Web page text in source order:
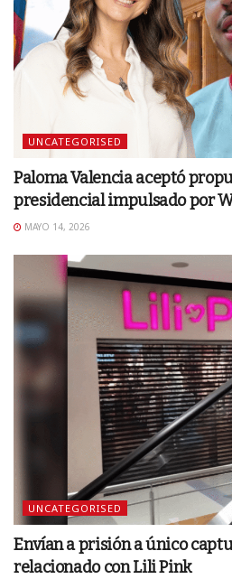
UNCATEGORISED
Paloma Valencia aceptó
presidencial impulsado por
MAYO 14, 2026
UNCATEGORISED
Envían a prisión a único
relacionado con Lili Pink